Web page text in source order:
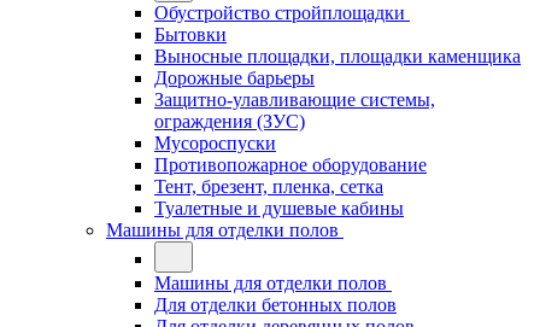
Обустройство стройплощадки
Бытовки
Выносные площадки, площадки каменщика
Дорожные барьеры
Защитно-улавливающие системы,
ограждения (ЗУС)
Мусороспуски
Противопожарное оборудование
Тент, брезент, пленка, сетка
Туалетные и душевые кабины
Машины для отделки полов
Машины для отделки полов
Для отделки бетонных полов